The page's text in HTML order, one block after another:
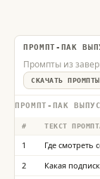
ПРОМПТ-ПАК
Промпты из
СКАЧАТЬ ПРОМПТЫ
ПРОМПТ-ПАК
# ТЕКСТ
1
Где смотреть
2
Какая